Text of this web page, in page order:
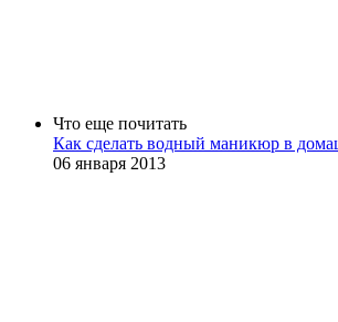
Что еще почитать
Как сделать водный маникюр в
06 января 2013